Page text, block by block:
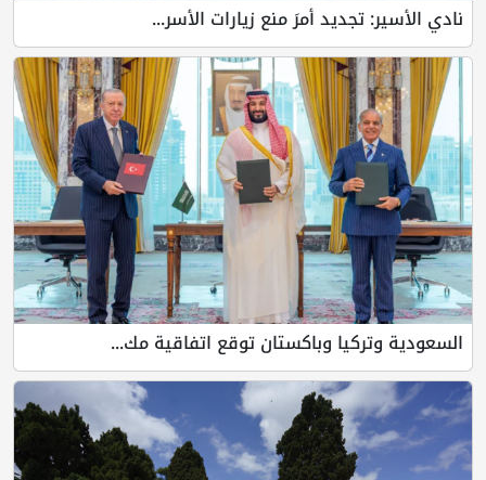
نادي الأسير: تجديد أمرَ منع زيارات الأسر...
السعودية وتركيا وباكستان توقع اتفاقية مك...